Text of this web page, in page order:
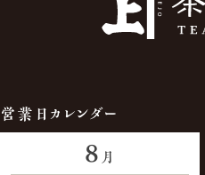
営業日カレンダー
8 月